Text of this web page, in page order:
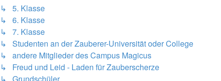
↳ 5. Klasse
↳ 6. Klasse
↳ 7. Klasse
↳ Studenten an der Zauberer-Universität oder College
↳ andere Mitglieder des Campus Magicus
↳ Freud und Leid - Laden für Zauberscherze